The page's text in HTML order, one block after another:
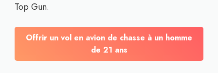
Top Gun.
Offrir un vol en avion de chasse à un homme
de 21 ans